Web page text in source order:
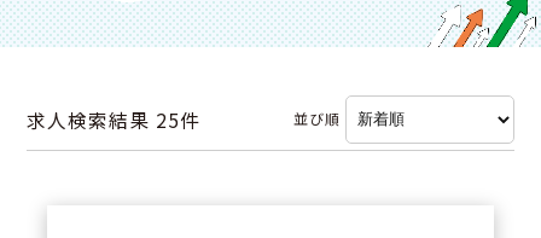
求人検索結果 25件 並び順